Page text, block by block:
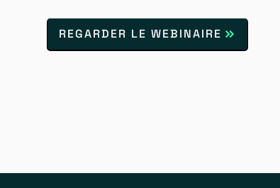
REGARDER LE WEBINAIRE